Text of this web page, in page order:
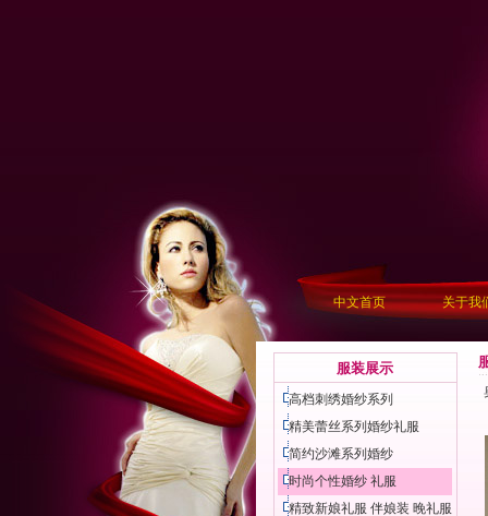
中文首页 关于我
服装展示
高档刺绣婚纱系列
精美蕾丝系列婚纱礼服
简约沙滩系列婚纱
时尚个性婚纱 礼服
精致新娘礼服 伴娘装 晚礼服